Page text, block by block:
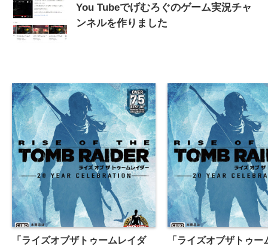
You Tubeでげむろぐのゲーム実況チャ
ンネルを作りました
「ライズオブザトゥームレイダ
「ライズオブザトゥー